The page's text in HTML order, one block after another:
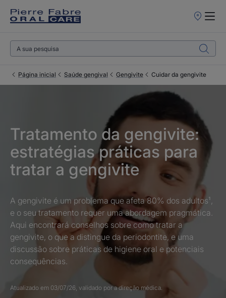
Pontos
Página inicial Saúde gengival Gengivite Cuidar da gengivite
Tratamento da gengivite:
estratégias práticas para
tratar a gengivite
A gengivite é um problema que afeta 80% dos adultos¹,
e o seu tratamento requer uma abordagem pragmática.
Aqui encontrará conselhos sobre como tratar a
gengivite, o que a distingue da periodontite, e uma
discussão sobre práticas de higiene oral e potenciais
consequências.
Atualizado em 03/07/26, validado pora direção médica.